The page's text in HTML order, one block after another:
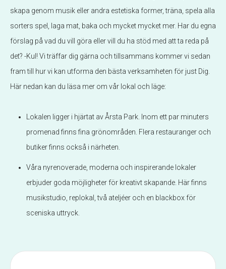
skapa genom musik eller andra estetiska former, träna, spela alla
sorters spel, laga mat, baka och mycket mycket mer. Har du egna
förslag på vad du vill göra eller vill du ha stöd med att ta reda på
det? -Kul! Vi träffar dig gärna och tillsammans kommer vi sedan
fram till hur vi kan utforma den bästa verksamheten för just Dig.
Här nedan kan du läsa mer om vår lokal och läge:
Lokalen ligger i hjärtat av Årsta Park. Inom ett par minuters
promenad finns fina grönområden. Flera restauranger och
butiker finns också i närheten.
Våra nyrenoverade, moderna och inspirerande lokaler
erbjuder goda möjligheter för kreativt skapande. Här finns
musikstudio, replokal, två ateljéer och en blackbox för
sceniska uttryck.